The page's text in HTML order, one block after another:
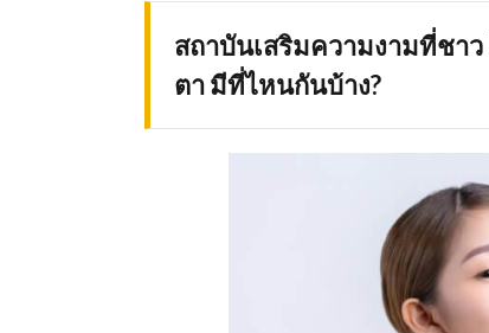
สถาบันเสริมความงามที่ชาว
ตา มีที่ไหนกันบ้าง?